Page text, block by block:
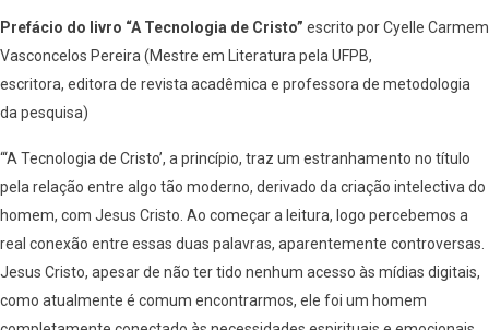
Prefácio do livro “A Tecnologia de Cristo” escrito por Cyelle Carmem
Vasconcelos Pereira (Mestre em Literatura pela UFPB,
escritora, editora de revista acadêmica e professora de metodologia
da pesquisa)
“‘A Tecnologia de Cristo’, a princípio, traz um estranhamento no título
pela relação entre algo tão moderno, derivado da criação intelectiva do
homem, com Jesus Cristo. Ao começar a leitura, logo percebemos a
real conexão entre essas duas palavras, aparentemente controversas.
Jesus Cristo, apesar de não ter tido nenhum acesso às mídias digitais,
como atualmente é comum encontrarmos, ele foi um homem